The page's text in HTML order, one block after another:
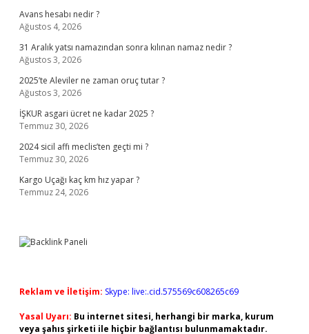
Avans hesabı nedir ?
Ağustos 4, 2026
31 Aralık yatsı namazından sonra kılınan namaz nedir ?
Ağustos 3, 2026
2025’te Aleviler ne zaman oruç tutar ?
Ağustos 3, 2026
İŞKUR asgari ücret ne kadar 2025 ?
Temmuz 30, 2026
2024 sicil affı meclis’ten geçti mi ?
Temmuz 30, 2026
Kargo Uçağı kaç km hız yapar ?
Temmuz 24, 2026
Reklam ve İletişim: Skype: live:.cid.575569c608265c69
Yasal Uyarı: Bu internet sitesi, herhangi bir marka, kurum
veya şahıs şirketi ile hiçbir bağlantısı bulunmamaktadır.